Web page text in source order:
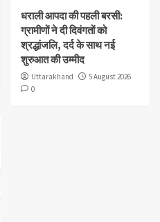
धराली आपदा की पहली बरसी:
ग्रामीणों ने दी दिवंगतों को
श्रद्धांजलि, दर्द के साथ नई
शुरुआत की उम्मीद
Uttarakhand
5 August 2026
0